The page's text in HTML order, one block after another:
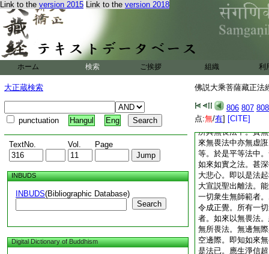
Link to the version 2015 Link to the version 2018
ホーム 検索 ご挨拶 組織 利
大正蔵検索
punctuation Hangul Eng
TextNo. Vol. Page
INBUDS
INBUDS(Bibliographic Database)
Search
Digital Dictionary of Buddhism
佛説大乘菩薩藏正法
806 807 808
点:無/有] [CITE]
何名爲平等。謂空
相自性故。無願平
生自性故。無作平
自性故。無含藏平
諸法平等。是故如
中。得無所畏。以
咸生歡喜。身得喜
悦快樂。如來大悲
如實性故。無異性
故。無生性故。無
所具無畏法中。實
來無畏法中亦無虚
等。於是平等法中
如來如實之法。甚
大悲心。即以是法
大宣説聖出離法。
一切衆生無師範者
令成正覺。所有一
者。如來以無畏法
無所畏法。無邊無
空邊際。即知如來
是法已。應生淨信